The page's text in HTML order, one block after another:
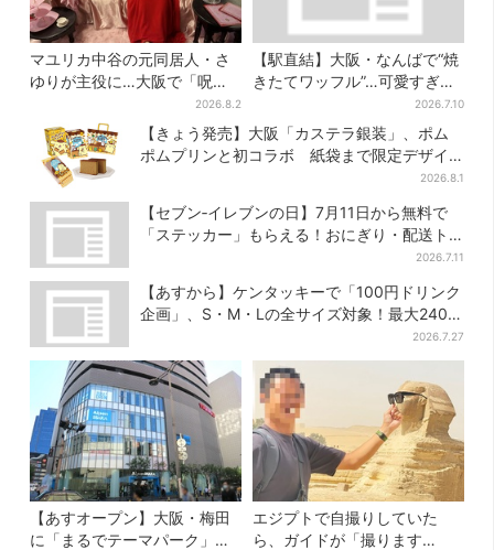
マユリカ中谷の元同居人・さ
ゆりが主役に…大阪で「呪物
展」開催、コンセプトは“呪物
たちのお茶会”
2026.8.2
【駅直結】大阪・なんばで“焼
きたてワッフル”…可愛すぎ
る“くまちゃんアイス”と一緒
に
2026.7.10
【きょう発売】大阪「カステラ銀装」、ポム
ポムプリンと初コラボ 紙袋まで限定デザイ
2026.8.1
【セブン‐イレブンの日】7月11日から無料で
「ステッカー」もらえる！おにぎり・配送ト
2026.7.11
【あすから】ケンタッキーで「100円ドリンク
企画」、S・M・Lの全サイズ対象！最大240円
2026.7.27
【あすオープン】大阪・梅田
に「まるでテーマパーク」な
エジプトで自撮りしていた
ら、ガイドが「撮ります